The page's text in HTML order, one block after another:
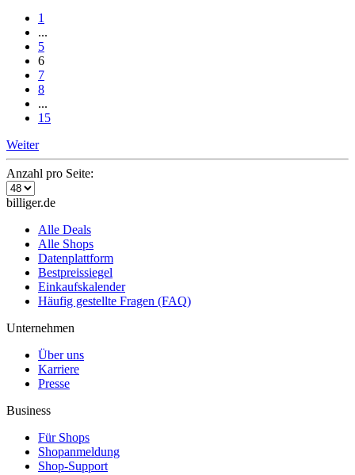
1
...
5
6
7
8
...
15
Weiter
Anzahl pro Seite:
billiger.de
Alle Deals
Alle Shops
Datenplattform
Bestpreissiegel
Einkaufskalender
Häufig gestellte Fragen (FAQ)
Unternehmen
Über uns
Karriere
Presse
Business
Für Shops
Shopanmeldung
Shop-Support